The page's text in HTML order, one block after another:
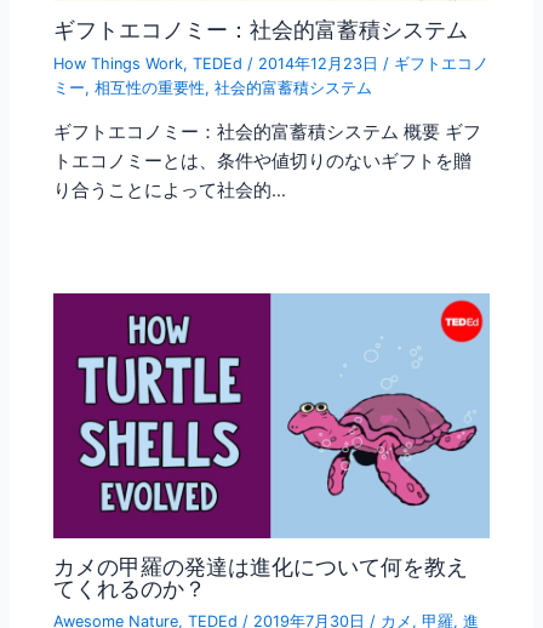
ギフトエコノミー：社会的富蓄積システム
How Things Work,TEDEd / 2014年12月23日 / ギフトエコノ
ミー,相互性の重要性,社会的富蓄積システム
ギフトエコノミー：社会的富蓄積システム 概要 ギフ
トエコノミーとは、条件や値切りのないギフトを贈
り合うことによって社会的…
カメの甲羅の発達は進化について何を教え
てくれるのか？
Awesome Nature,TEDEd / 2019年7月30日/ カメ ,甲羅,進